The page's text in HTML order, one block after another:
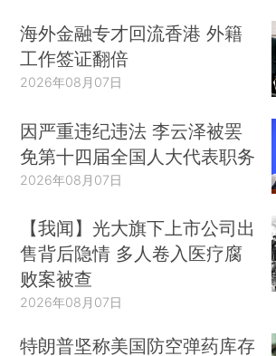
海外金融专才回流香港 外籍
工作签证翻倍
2026年08月07日
因严重违纪违法 李云泽被罢
免第十四届全国人大代表职务
2026年08月07日
【我闻】光大旗下上市公司出
售背后隐情 多人卷入医疗腐
败案被查
2026年08月07日
特朗普坚称美国防空弹药库存